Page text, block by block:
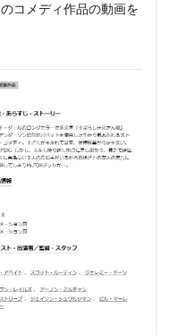
コメディ作品の動画を